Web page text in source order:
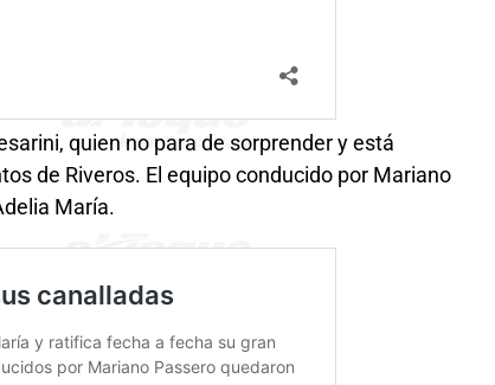
quien no para de sorprender y está
de Riveros. El equipo conducido por Mariano
María.